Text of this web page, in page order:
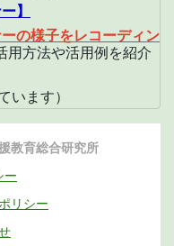
】
の様子をレコーディン
用方法や活用例を紹介
います）
教育総合研究所
ー
リシー